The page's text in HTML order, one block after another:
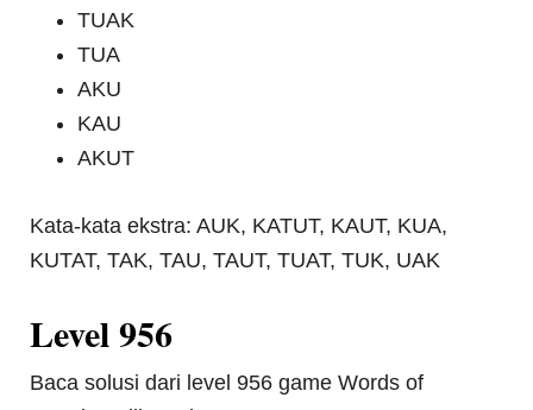
TUAK
TUA
AKU
KAU
AKUT
Kata-kata ekstra: AUK, KATUT, KAUT, KUA,
KUTAT, TAK, TAU, TAUT, TUAT, TUK, UAK
Level 956
Baca solusi dari level 956 game Words of